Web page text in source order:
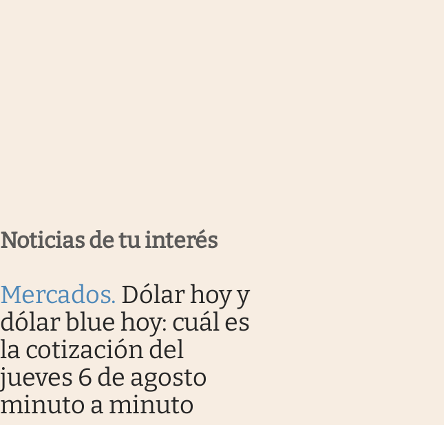
Noticias de tu interés
Mercados. Dólar hoy y
dólar blue hoy: cuál es
la cotización del
jueves 6 de agosto
minuto a minuto